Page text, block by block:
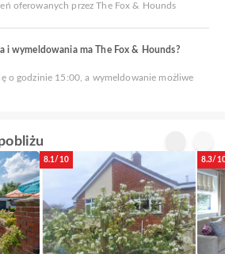
oferowanych przez The Fox & Hounds
i wymeldowania ma The Fox & Hounds?
o godzinie 15:00, a wymeldowanie możliwe
8.1/10 8.3/